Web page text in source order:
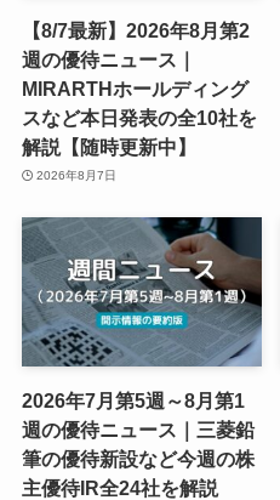
【8/7最新】2026年8月第2
週の優待ニュース｜
MIRARTHホールディング
スなど本日発表の全10社を
解説【随時更新中】
2026年8月7日
2026年7月第5週～8月第1
週の優待ニュース｜三菱鉛
筆の優待新設など今週の株
主優待IR全24社を解説